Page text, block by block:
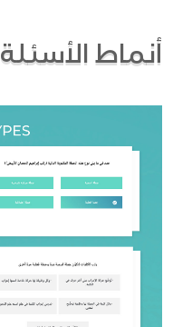
أنماط الأسئلة